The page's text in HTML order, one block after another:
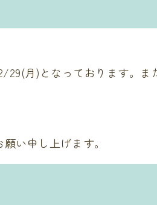
29(月)となっております。
い申し上げます。